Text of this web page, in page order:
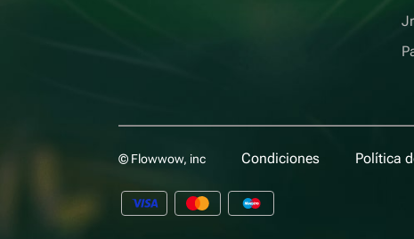
© Flowwow, inc Condiciones Política